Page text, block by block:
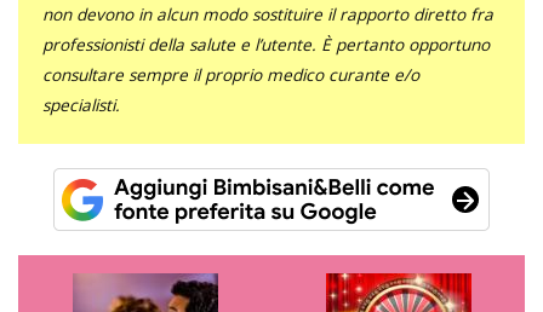
non devono in alcun modo sostituire il rapporto diretto fra
professionisti della salute e l’utente. È pertanto opportuno
consultare sempre il proprio medico curante e/o
specialisti.